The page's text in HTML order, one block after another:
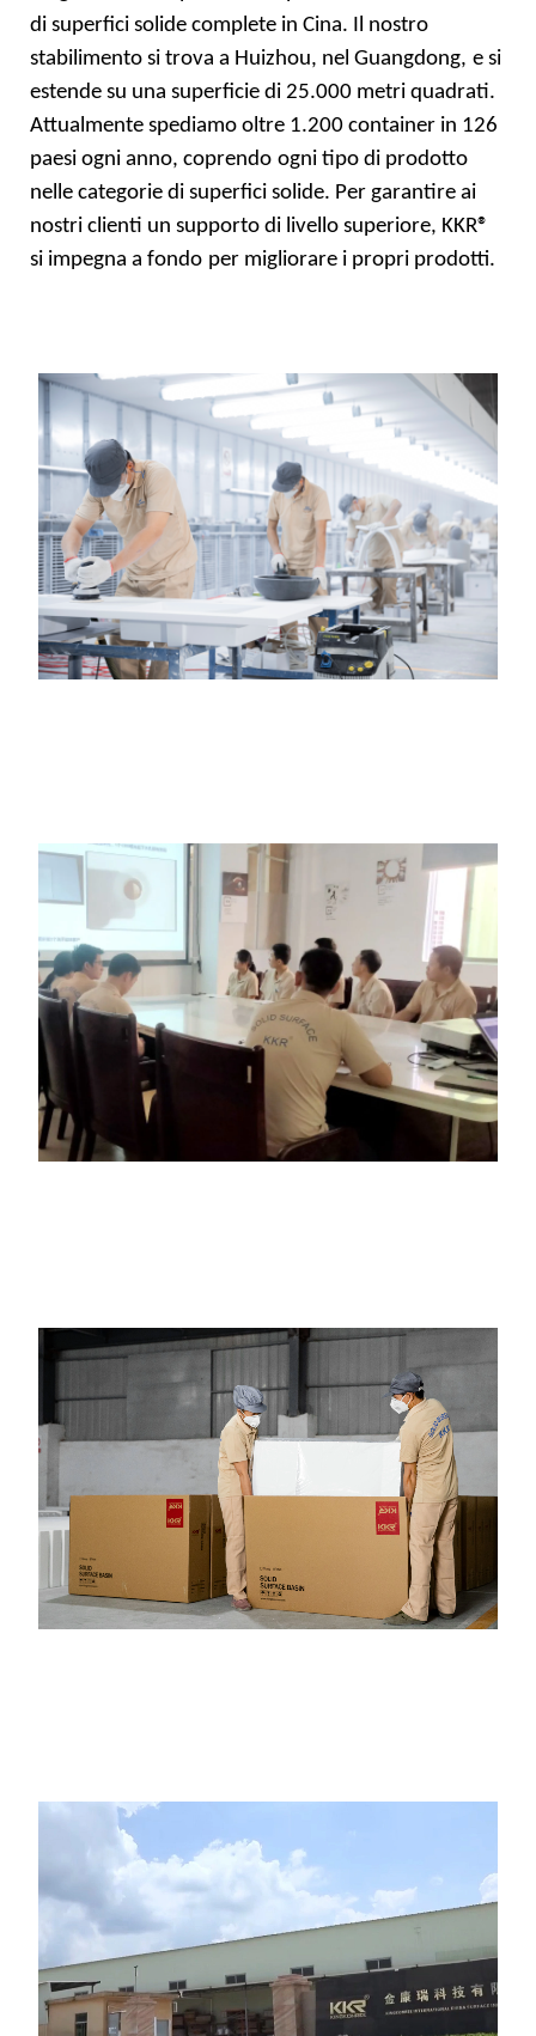
di superfici solide complete in Cina. Il nostro
stabilimento si trova a Huizhou, nel Guangdong, e si
estende su una superficie di 25.000 metri quadrati.
Attualmente spediamo oltre 1.200 container in 126
paesi ogni anno, coprendo ogni tipo di prodotto
nelle categorie di superfici solide. Per garantire ai
nostri clienti un supporto di livello superiore, KKR®
si impegna a fondo per migliorare i propri prodotti.